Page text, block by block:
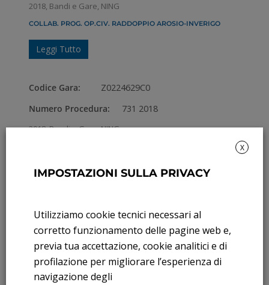
2018, Bandi e Gare, NING
COLLAB. PROG. OP.CIV. RADDOPPIO AROSIO-INVERIGO
Leggi Tutto
Codice Gara:
Z0224629C0
Numero Procedura:
731 2018
2018,Bandi e Gare,NING
ISO17020:2012
Codice Gara:
7447632C57
Numero Procedura:
305-2018
2018,Bandi e Gare,NING
X
IMPOSTAZIONI SULLA PRIVACY
Utilizziamo cookie tecnici necessari al
corretto funzionamento delle pagine web e,
previa tua accettazione, cookie analitici e di
profilazione per migliorare l’esperienza di
navigazione degli